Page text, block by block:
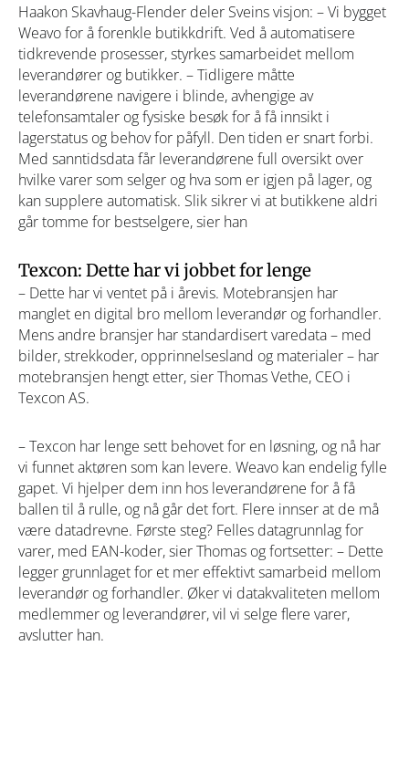
Haakon Skavhaug-Flender deler Sveins visjon: – Vi bygget
Weavo for å forenkle butikkdrift. Ved å automatisere
tidkrevende prosesser, styrkes samarbeidet mellom
leverandører og butikker. – Tidligere måtte
leverandørene navigere i blinde, avhengige av
telefonsamtaler og fysiske besøk for å få innsikt i
lagerstatus og behov for påfyll. Den tiden er snart forbi.
Med sanntidsdata får leverandørene full oversikt over
hvilke varer som selger og hva som er igjen på lager, og
kan supplere automatisk. Slik sikrer vi at butikkene aldri
går tomme for bestselgere, sier han
Texcon: Dette har vi jobbet for lenge
– Dette har vi ventet på i årevis. Motebransjen har
manglet en digital bro mellom leverandør og forhandler.
Mens andre bransjer har standardisert varedata – med
bilder, strekkoder, opprinnelsesland og materialer – har
motebransjen hengt etter, sier Thomas Vethe, CEO i
Texcon AS.
– Texcon har lenge sett behovet for en løsning, og nå har
vi funnet aktøren som kan levere. Weavo kan endelig fylle
gapet. Vi hjelper dem inn hos leverandørene for å få
ballen til å rulle, og nå går det fort. Flere innser at de må
være datadrevne. Første steg? Felles datagrunnlag for
varer, med EAN-koder, sier Thomas og fortsetter: – Dette
legger grunnlaget for et mer effektivt samarbeid mellom
leverandør og forhandler. Øker vi datakvaliteten mellom
medlemmer og leverandører, vil vi selge flere varer,
avslutter han.